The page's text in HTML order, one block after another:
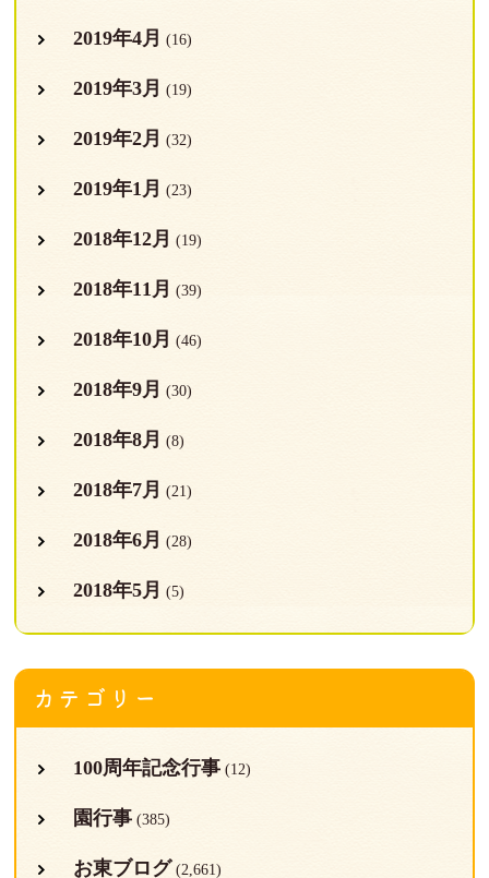
2019年4月 (16)
2019年3月 (19)
2019年2月 (32)
2019年1月 (23)
2018年12月 (19)
2018年11月 (39)
2018年10月 (46)
2018年9月 (30)
2018年8月 (8)
2018年7月 (21)
2018年6月 (28)
2018年5月 (5)
カテゴリー
100周年記念行事(12)
園行事(385)
お東ブログ (2,661)